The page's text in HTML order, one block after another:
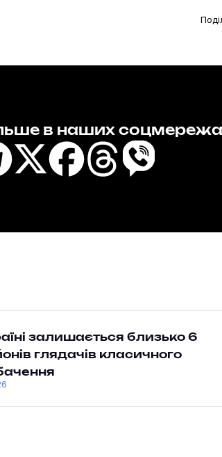
в наших
залишається близько 6
глядачів класичного